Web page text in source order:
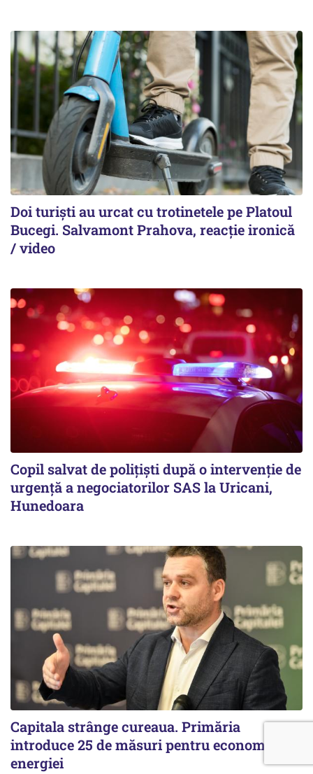
Doi turiști au urcat cu trotinetele pe Platoul
Bucegi. Salvamont Prahova, reacție ironică
/ video
Copil salvat de polițiști după o intervenție de
urgență a negociatorilor SAS la Uricani,
Hunedoara
Capitala strânge cureaua. Primăria
introduce 25 de măsuri pentru economisirea
energiei